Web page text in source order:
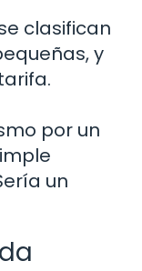
clasifican
y
por un
un